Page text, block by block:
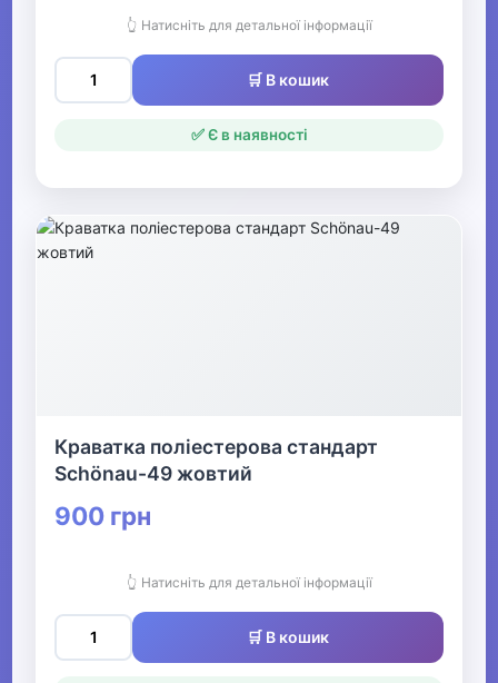
👆 Натисніть для детальної інформації
🛒 В кошик
✅ Є в наявності
Краватка поліестерова стандарт
Schönau-49 жовтий
900 грн
👆 Натисніть для детальної інформації
🛒 В кошик